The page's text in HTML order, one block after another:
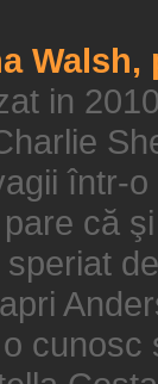
Walsh,
in
într-
că
cunosc